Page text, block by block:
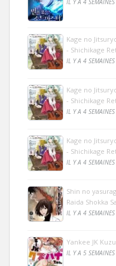
IL Y A 4
Kage no
- Shichikage
IL Y A 4
Kage no
- Shichikage
IL Y A 4
Kage no
- Shichikage
IL Y A 4
Shin no
Raida Shokka
IL Y A 4
Yankee JK
IL Y A 5